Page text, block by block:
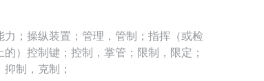
力；操纵装置；管理，管制；指挥（或检
）控制键；控制，掌管；限制，限定；
制，克制；